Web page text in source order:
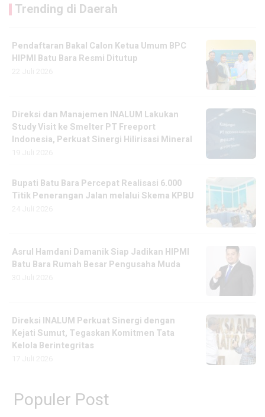
Trending di Daerah
Pendaftaran Bakal Calon Ketua Umum BPC
HIPMI Batu Bara Resmi Ditutup
Direksi dan Manajemen INALUM Lakukan
Study Visit ke Smelter PT Freeport
Indonesia, Perkuat Sinergi Hilirisasi Mineral
Bupati Batu Bara Percepat Realisasi 6.000
Titik Penerangan Jalan melalui Skema KPBU
Asrul Hamdani Damanik Siap Jadikan HIPMI
Batu Bara Rumah Besar Pengusaha Muda
Direksi INALUM Perkuat Sinergi dengan
Kejati Sumut, Tegaskan Komitmen Tata
Kelola Berintegritas
Populer Post